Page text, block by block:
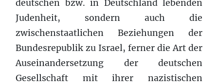
deutschen bzw. in Deutschland lebenden
Judenheit, sondern auch die
zwischenstaatlichen Beziehungen der
Bundesrepublik zu Israel, ferner die Art der
Auseinandersetzung der deutschen
Gesellschaft mit ihrer nazistischen